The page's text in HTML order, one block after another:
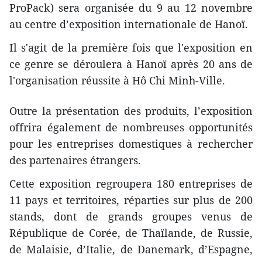
ProPack) sera organisée du 9 au 12 novembre
au centre d’exposition internationale de Hanoï.
Il s'agit de la première fois que l'exposition en
ce genre se déroulera à Hanoï après 20 ans de
l'organisation réussite à Hô Chi Minh-Ville.
Outre la présentation des produits, l’exposition
offrira également de nombreuses opportunités
pour les entreprises domestiques à rechercher
des partenaires étrangers.
Cette exposition regroupera 180 entreprises de
11 pays et territoires, réparties sur plus de 200
stands, dont de grands groupes venus de
République de Corée, de Thaïlande, de Russie,
de Malaisie, d’Italie, de Danemark, d’Espagne,